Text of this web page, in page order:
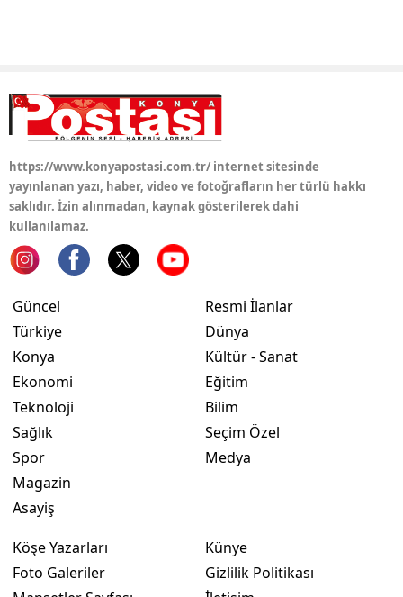
Van
Aksaray
https://www.konyapostasi.com.tr/ internet sitesinde
yayınlanan yazı, haber, video ve fotoğrafların her türlü hakkı
saklıdır. İzin alınmadan, kaynak gösterilerek dahi
kullanılamaz.
Güncel
Türkiye
Konya
Ekonomi
Teknoloji
Sağlık
Spor
Magazin
Asayiş
Resmi İlanlar
Dünya
Kültür - Sanat
Eğitim
Bilim
Seçim Özel
Medya
Köşe Yazarları
Foto Galeriler
Künye
Gizlilik Politikası